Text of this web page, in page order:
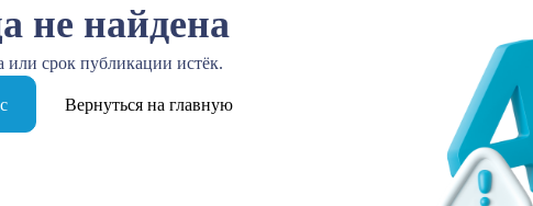
не найдена
или срок публикации истёк.
Вернуться на главную